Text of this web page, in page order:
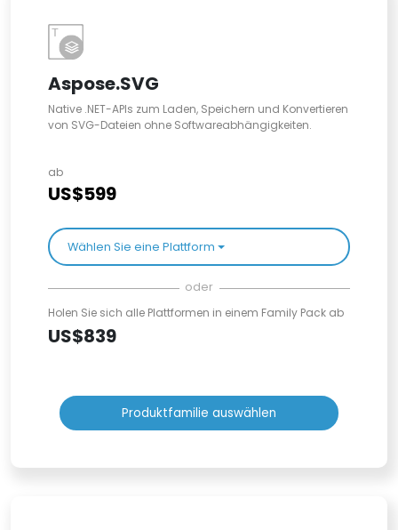
Aspose.SVG
Native .NET-APIs zum Laden, Speichern und Konvertieren
von SVG-Dateien ohne Softwareabhängigkeiten.
ab
US$599
Wählen Sie eine Plattform
oder
Holen Sie sich alle Plattformen in einem Family Pack ab
US$839
Produktfamilie auswählen